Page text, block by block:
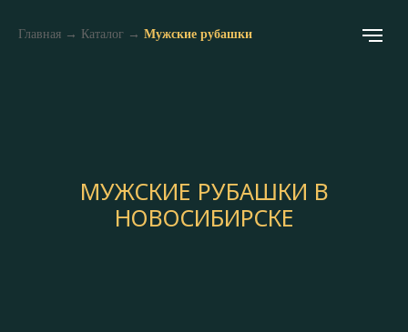
Главная → Каталог → Мужские рубашки
МУЖСКИЕ РУБАШКИ В
НОВОСИБИРСКЕ